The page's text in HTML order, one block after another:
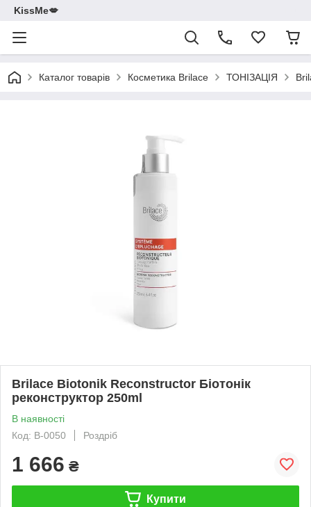
KissMe💋
Каталог товарів Косметика Brilace ТОНІЗАЦІЯ
Brilace Biotonik Reconstructor Біотонік
реконструктор 250ml
В наявності
Код: B-0050
Роздріб
1 666 ₴
Купити